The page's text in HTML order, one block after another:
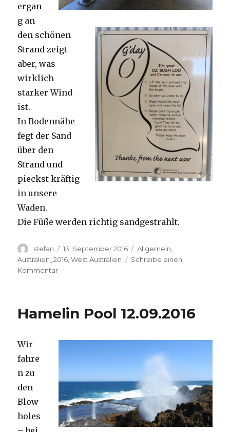
ergan
g an
den schönen
Strand zeigt
aber, was
wirklich
starker Wind
ist.
In Bodennähe
fegt der Sand
über den
Strand und
pieckst kräftig
in unsere
Waden.
Die Füße werden richtig sandgestrahlt.
Autor
stefan
Veröffentlicht
am
13. September 2016 Kategorien
Allgemein
Australien_2016 ,West Australien
Schreibe einen
Kommentarzu
Hamelin Pool 12.09.2016
Wir
fahre
n zu
den
Blow
holes